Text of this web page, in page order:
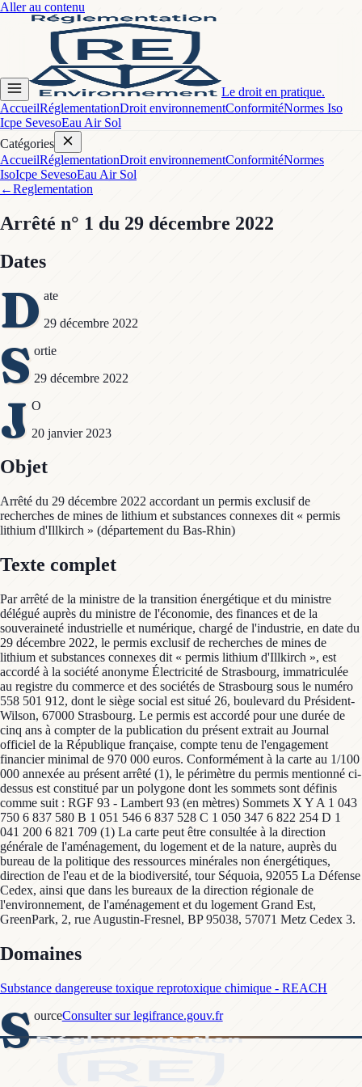
Aller au contenu
Le droit en pratique.
AccueilRéglementationDroit environnementConformitéNormes Iso
Icpe SevesoEau Air Sol
Catégories
AccueilRéglementationDroit environnementConformitéNormes
IsoIcpe SevesoEau Air Sol
←Reglementation
Arrêté n° 1 du 29 décembre 2022
Dates
D ate
29 décembre 2022
S ortie
29 décembre 2022
J O
20 janvier 2023
Objet
Arrêté du 29 décembre 2022 accordant un permis exclusif de
recherches de mines de lithium et substances connexes dit « permis
lithium d'Illkirch » (département du Bas-Rhin)
Texte complet
Par arrêté de la ministre de la transition énergétique et du ministre
délégué auprès du ministre de l'économie, des finances et de la
souveraineté industrielle et numérique, chargé de l'industrie, en date du
29 décembre 2022, le permis exclusif de recherches de mines de
lithium et substances connexes dit « permis lithium d'Illkirch », est
accordé à la société anonyme Électricité de Strasbourg, immatriculée
au registre du commerce et des sociétés de Strasbourg sous le numéro
558 501 912, dont le siège social est situé 26, boulevard du Président-
Wilson, 67000 Strasbourg. Le permis est accordé pour une durée de
cinq ans à compter de la publication du présent extrait au Journal
officiel de la République française, compte tenu de l'engagement
financier minimal de 970 000 euros. Conformément à la carte au 1/100
000 annexée au présent arrêté (1), le périmètre du permis mentionné ci-
dessus est constitué par un polygone dont les sommets sont définis
comme suit : RGF 93 - Lambert 93 (en mètres) Sommets X Y A 1 043
750 6 837 580 B 1 051 546 6 837 528 C 1 050 347 6 822 254 D 1
041 200 6 821 709 (1) La carte peut être consultée à la direction
générale de l'aménagement, du logement et de la nature, auprès du
bureau de la politique des ressources minérales non énergétiques,
direction de l'eau et de la biodiversité, tour Séquoia, 92055 La Défense
Cedex, ainsi que dans les bureaux de la direction régionale de
l'environnement, de l'aménagement et du logement Grand Est,
GreenPark, 2, rue Augustin-Fresnel, BP 95038, 57071 Metz Cedex 3.
Domaines
Substance dangereuse toxique reprotoxique chimique - REACH
S ourceConsulter sur legifrance.gouv.fr